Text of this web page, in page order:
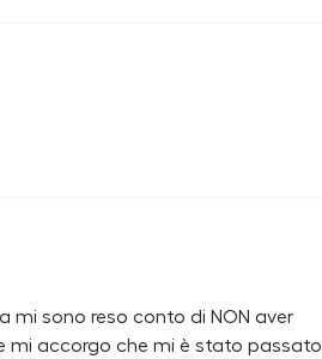
sono reso conto di NON aver
mi accorgo che mi è stato passato